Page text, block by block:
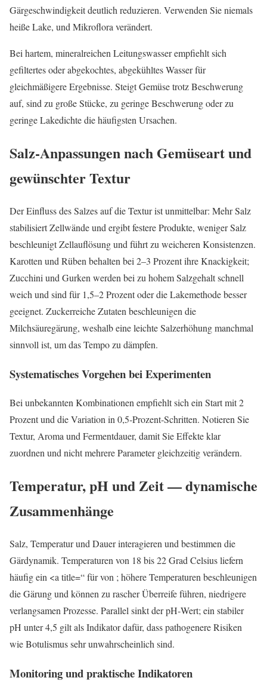
Gärgeschwindigkeit deutlich reduzieren. Verwenden Sie niemals
heiße Lake, und Mikroflora verändert.
Bei hartem, mineralreichen Leitungswasser empfiehlt sich
gefiltertes oder abgekochtes, abgekühltes Wasser für
gleichmäßigere Ergebnisse. Steigt Gemüse trotz Beschwerung
auf, sind zu große Stücke, zu geringe Beschwerung oder zu
geringe Lake­dichte die häufigsten Ursachen.
Salz‑Anpassungen nach Gemüseart und
gewünschter Textur
Der Einfluss des Salzes auf die Textur ist unmittelbar: Mehr Salz
stabilisiert Zellwände und ergibt festere Produkte, weniger Salz
beschleunigt Zellauflösung und führt zu weicheren Konsistenzen.
Karotten und Rüben behalten bei 2–3 Prozent ihre Knackigkeit;
Zucchini und Gurken werden bei zu hohem Salzgehalt schnell
weich und sind für 1,5–2 Prozent oder die Lakemethode besser
geeignet. Zuckerreiche Zutaten beschleunigen die
Milchsäuregärung, weshalb eine leichte Salzerhöhung manchmal
sinnvoll ist, um das Tempo zu dämpfen.
Systematisches Vorgehen bei Experimenten
Bei unbekannten Kombinationen empfiehlt sich ein Start mit 2
Prozent und die Variation in 0,5‑Prozent‑Schritten. Notieren Sie
Textur, Aroma und Fermentdauer, damit Sie Effekte klar
zuordnen und nicht mehrere Parameter gleichzeitig verändern.
Temperatur, pH und Zeit — dynamische
Zusammenhänge
Salz, Temperatur und Dauer interagieren und bestimmen die
Gärdynamik. Temperaturen von 18 bis 22 Grad Celsius liefern
häufig ein <a title=“ für von ; höhere Temperaturen beschleunigen
die Gärung und können zu rascher Überreife führen, niedrigere
verlangsamen Prozesse. Parallel sinkt der pH‑Wert; ein stabiler
pH unter 4,5 gilt als Indikator dafür, dass pathogenere Risiken
wie Botulismus sehr unwahrscheinlich sind.
Monitoring und praktische Indikatoren